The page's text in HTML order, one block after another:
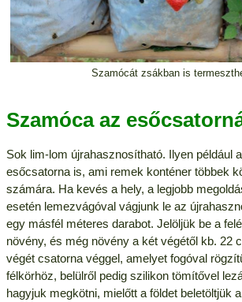
Szamócát zsákban is
Szamóca az
Sok lim-lom újrahasznosítható. Ilyen például
esőcsatorna is, ami remek konténer többek
számára. Ha kevés a hely, a legjobb
esetén lemezvágóval vágjunk le az
egy másfél méteres darabot. Jelöljük be a
növény, és még növény a két végétől kb. 22
végét csatorna véggel, amelyet fogóval
félkörhöz, belülről pedig szilikon tömítővel
hagyjuk megkötni, mielőtt a földet beletöltjük